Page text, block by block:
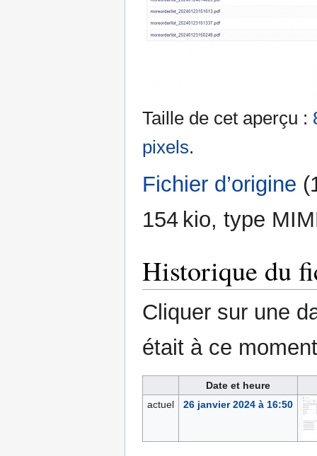
Taille de cet aperçu :
pixels.
Fichier d’origine
154 kio, type
Historique du
Cliquer sur une
était à ce
Date et heure
actuel
26 janvier 2024 à 16:50